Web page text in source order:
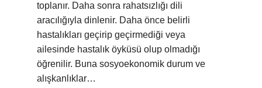
toplanır. Daha sonra rahatsızlığı dili
aracılığıyla dinlenir. Daha önce belirli
hastalıkları geçirip geçirmediği veya
ailesinde hastalık öyküsü olup olmadığı
öğrenilir. Buna sosyoekonomik durum ve
alışkanlıklar…